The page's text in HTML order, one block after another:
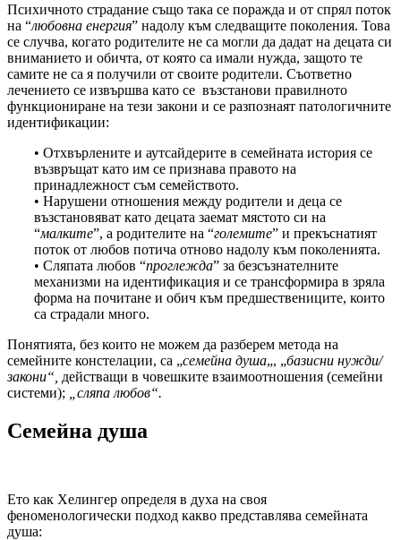
Психичното страдание също така се поражда и от спрял поток
на “любовна енергия” надолу към следващите поколения. Това
се случва, когато родителите не са могли да дадат на децата си
вниманието и обичта, от която са имали нужда, защото те
самите не са я получили от своите родители. Съответно
лечението се извършва като се възстанови правилното
функциониране на тези закони и се разпознаят патологичните
идентификации:
• Отхвърлените и аутсайдерите в семейната история се
възвръщат като им се признава правото на
принадлежност съм семейството.
• Нарушени отношения между родители и деца се
възстановяват като децата заемат мястото си на
“малките”, а родителите на “големите” и прекъснатият
поток от любов потича отново надолу към поколенията.
• Сляпата любов “проглежда” за безсъзнателните
механизми на идентификация и се трансформира в зряла
форма на почитане и обич към предшествениците, които
са страдали много.
Понятията, без които не можем да разберем метода на
семейните констелации, са „семейна душа„, „базисни нужди/
закони“, действащи в човешките взаимоотношения (семейни
системи);
„сляпа любов“.
Семейна душа
Ето как Хелингер определя в духа на своя
феноменологически подход какво представлява семейната
душа: